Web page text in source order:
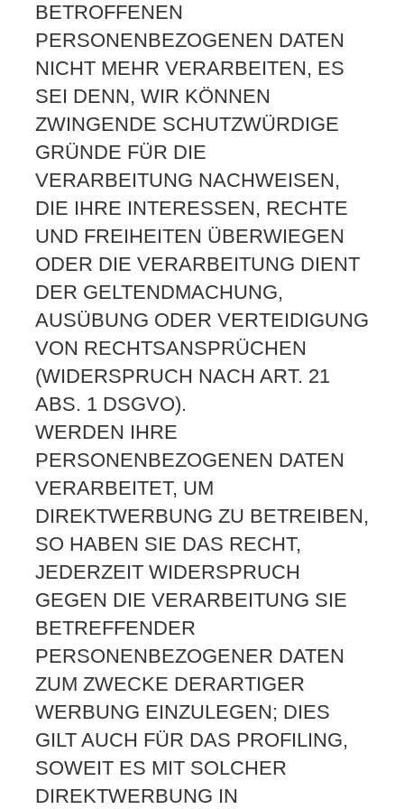
BETROFFENEN
PERSONENBEZOGENEN DATEN
NICHT MEHR VERARBEITEN, ES
SEI DENN, WIR KÖNNEN
ZWINGENDE SCHUTZWÜRDIGE
GRÜNDE FÜR DIE
VERARBEITUNG NACHWEISEN,
DIE IHRE INTERESSEN, RECHTE
UND FREIHEITEN ÜBERWIEGEN
ODER DIE VERARBEITUNG DIENT
DER GELTENDMACHUNG,
AUSÜBUNG ODER VERTEIDIGUNG
VON RECHTSANSPRÜCHEN
(WIDERSPRUCH NACH ART. 21
ABS. 1 DSGVO).
WERDEN IHRE
PERSONENBEZOGENEN DATEN
VERARBEITET, UM
DIREKTWERBUNG ZU BETREIBEN,
SO HABEN SIE DAS RECHT,
JEDERZEIT WIDERSPRUCH
GEGEN DIE VERARBEITUNG SIE
BETREFFENDER
PERSONENBEZOGENER DATEN
ZUM ZWECKE DERARTIGER
WERBUNG EINZULEGEN; DIES
GILT AUCH FÜR DAS PROFILING,
SOWEIT ES MIT SOLCHER
DIREKTWERBUNG IN